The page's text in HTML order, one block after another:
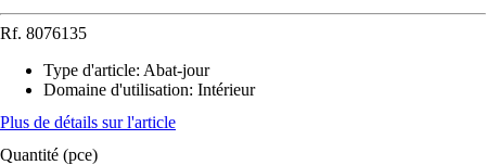
Rf. 8076135
Type d'article: Abat-jour
Domaine d'utilisation: Intérieur
Plus de détails sur l'article
Quantité (pce)